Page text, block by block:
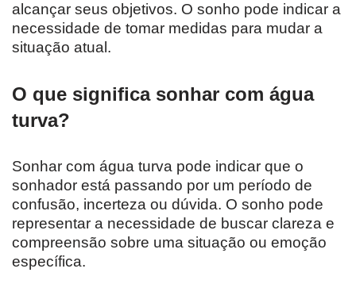
alcançar seus objetivos. O sonho pode indicar a
necessidade de tomar medidas para mudar a
situação atual.
O que significa sonhar com água
turva?
Sonhar com água turva pode indicar que o
sonhador está passando por um período de
confusão, incerteza ou dúvida. O sonho pode
representar a necessidade de buscar clareza e
compreensão sobre uma situação ou emoção
específica.